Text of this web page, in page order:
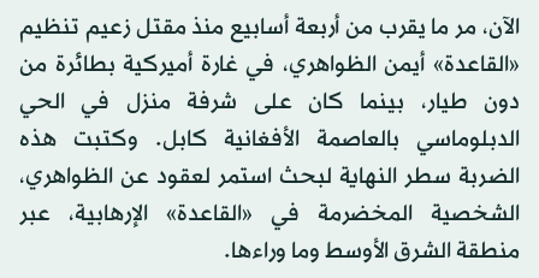
الآن، مر ما يقرب من أربعة أسابيع منذ مقتل زعيم تنظيم
«القاعدة» أيمن الظواهري، في غارة أميركية بطائرة من
دون طيار، بينما كان على شرفة منزل في الحي
الدبلوماسي بالعاصمة الأفغانية كابل. وكتبت هذه
الضربة سطر النهاية لبحث استمر لعقود عن الظواهري،
الشخصية المخضرمة في «القاعدة» الإرهابية، عبر
منطقة الشرق الأوسط وما وراءها.